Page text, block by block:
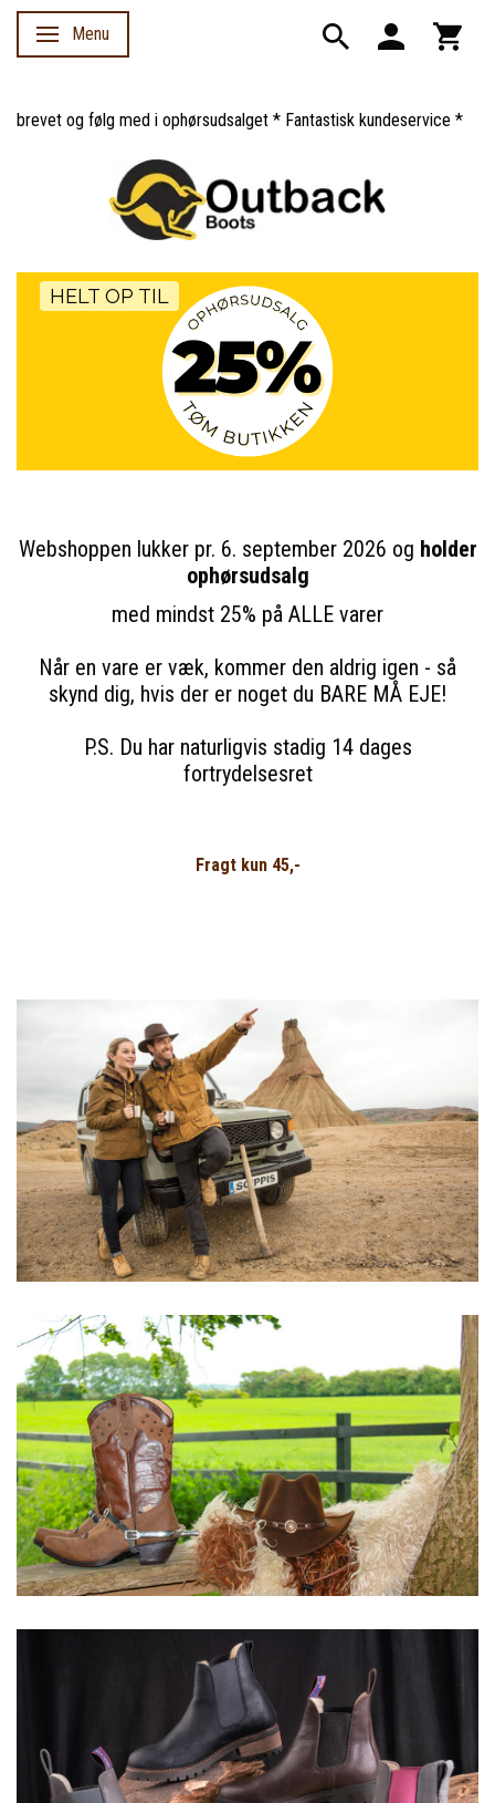
Skifte navigation
Menu
følg med i ophørsudsalget * Fantastisk kundeservice *
HELT OP TIL
Webshoppen lukker pr. 6. september 2026 og holder
ophørsudsalg
med mindst 25% på ALLE varer
Når en vare er væk, kommer den aldrig igen - så
skynd dig, hvis der er noget du BARE MÅ EJE!
P.S. Du har naturligvis stadig 14 dages
fortrydelsesret
Fragt kun 45,-